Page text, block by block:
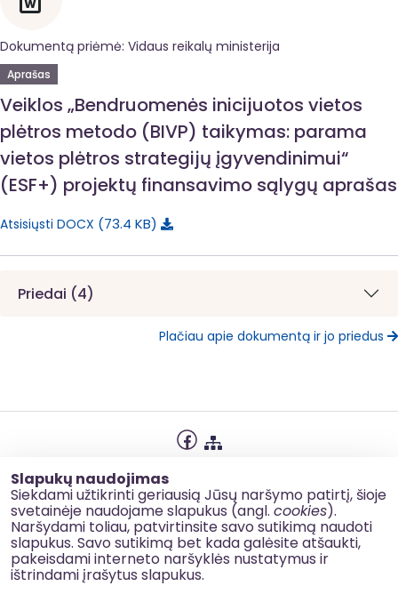
Slapukų naudojimas
Siekdami užtikrinti geriausią Jūsų naršymo patirtį, šioje
svetainėje naudojame slapukus (angl. cookies).
Naršydami toliau, patvirtinsite savo sutikimą naudoti
slapukus. Savo sutikimą bet kada galėsite atšaukti,
pakeisdami interneto naršyklės nustatymus ir
ištrindami įrašytus slapukus.
Dokumentą priėmė: Vidaus reikalų ministerija
Aprašas
Veiklos „Bendruomenės inicijuotos vietos
plėtros metodo (BIVP) taikymas: parama
vietos plėtros strategijų įgyvendinimui“
(ESF+) projektų finansavimo sąlygų aprašas
Atsisiųsti DOCX 73.4 KB
Priedai (4)
Plačiau apie dokumentą ir jo priedus
Slapukų naudojimas
Korupcijos prevencija
Kontaktai